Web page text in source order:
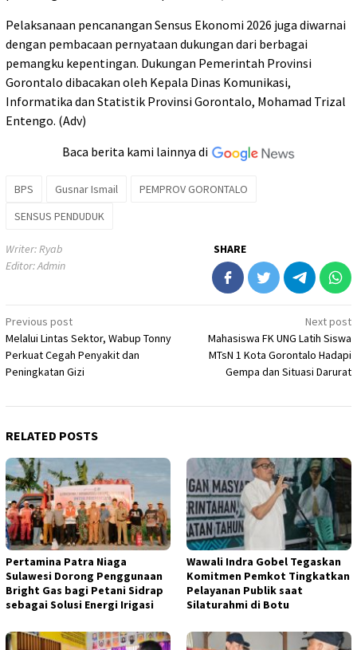
Pelaksanaan pencanangan Sensus Ekonomi 2026 juga diwarnai
dengan pembacaan pernyataan dukungan dari berbagai
pemangku kepentingan. Dukungan Pemerintah Provinsi
Gorontalo dibacakan oleh Kepala Dinas Komunikasi,
Informatika dan Statistik Provinsi Gorontalo, Mohamad Trizal
Entengo. (Adv)
Baca berita kami lainnya di
BPS Gusnar Ismail
PEMPROV GORONTALO
SENSUS PENDUDUK
Writer: Ryab
Editor: Admin
SHARE
Post
navigation
Previous post
Melalui Lintas Sektor, Wabup Tonny
Perkuat Cegah Penyakit dan
Peningkatan Gizi
Next post
Mahasiswa FK UNG Latih Siswa
MTsN 1 Kota Gorontalo Hadapi
Gempa dan Situasi Darurat
RELATED POSTS
Pertamina Patra Niaga
Sulawesi Dorong Penggunaan
Bright Gas bagi Petani Sidrap
sebagai Solusi Energi Irigasi
Wawali Indra Gobel Tegaskan
Komitmen Pemkot Tingkatkan
Pelayanan Publik saat
Silaturahmi di Botu